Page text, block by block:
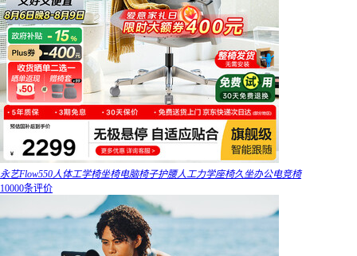
永艺Flow550人体工学椅坐椅电脑椅子护腰人工力学座椅久坐办公电竞椅
10000条评价